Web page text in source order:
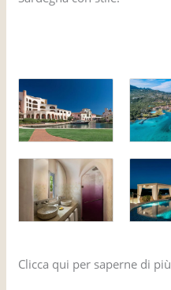
Clicca qui per saperne di più